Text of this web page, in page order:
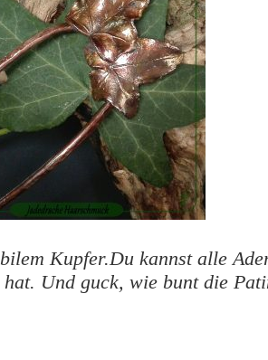
Kupfer.Du kannst alle
Und guck, wie bunt die